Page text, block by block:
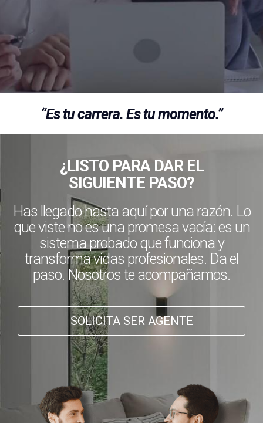
“Es tu carrera. Es tu momento.”
¿LISTO PARA DAR EL
SIGUIENTE PASO?
Has llegado hasta aquí por una razón. Lo
que viste no es una promesa vacía: es un
sistema probado que funciona y
transforma vidas profesionales. Da el
paso. Nosotros te acompañamos.
SOLICITA SER AGENTE